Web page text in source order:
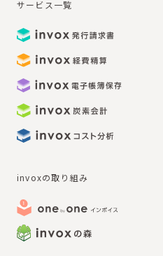
サービス一覧
invoxの取り組み